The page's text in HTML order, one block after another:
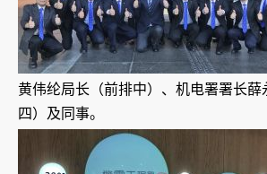
黄伟纶局长（前排中）、机电署署长薛
四）及同事。